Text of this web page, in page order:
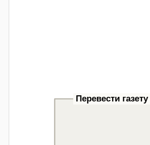
Перевести газету